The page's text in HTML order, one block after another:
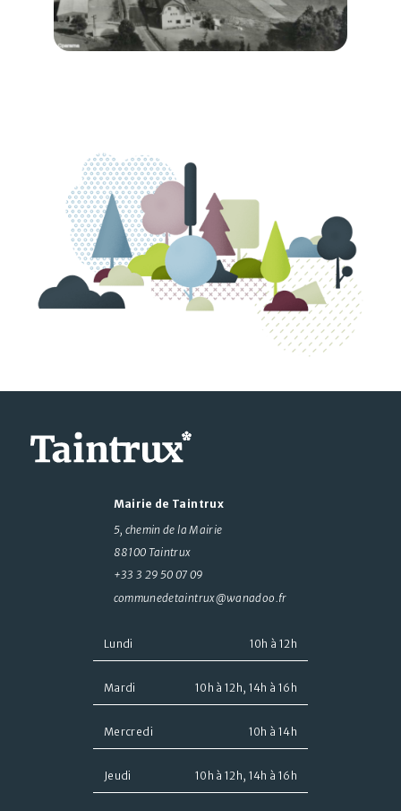
Mairie de Taintrux
5, chemin de la Mairie
88100 Taintrux
+33 3 29 50 07 09
communedetaintrux@wanadoo.fr
Lundi 10h à 12h
Mardi 10h à 12h, 14h à 16h
Mercredi 10h à 14h
Jeudi 10h à 12h, 14h à 16h